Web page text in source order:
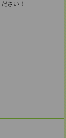
さい！